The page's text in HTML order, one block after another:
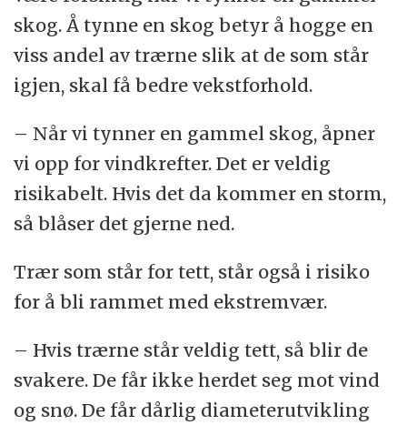
skog. Å tynne en skog betyr å hogge en
viss andel av trærne slik at de som står
igjen, skal få bedre vekstforhold.
– Når vi tynner en gammel skog, åpner
vi opp for vindkrefter. Det er veldig
risikabelt. Hvis det da kommer en storm,
så blåser det gjerne ned.
Trær som står for tett, står også i risiko
for å bli rammet med ekstremvær.
– Hvis trærne står veldig tett, så blir de
svakere. De får ikke herdet seg mot vind
og snø. De får dårlig diameterutvikling